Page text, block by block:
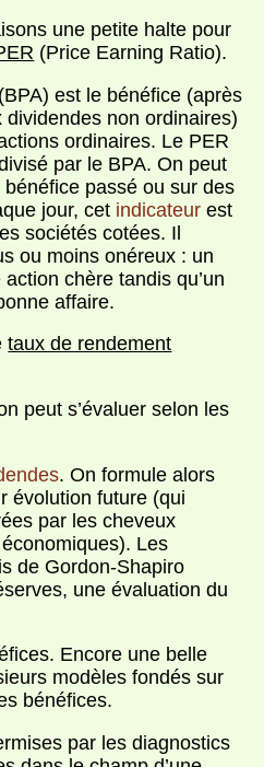
une petite halte pour
(Price Earning Ratio).
(BPA) est le bénéfice (après
non ordinaires)
ordinaires. Le PER
par le BPA. On peut
passé ou sur des
jour, cet indicateur est
sociétés cotées. Il
ou moins onéreux : un
chère tandis qu’un
affaire.
taux de rendement
peut s’évaluer selon les
. On formule alors
évolution future (qui
par les cheveux
Les
de Gordon-Shapiro
une évaluation du
Encore une belle
modèles fondés sur
bénéfices.
par les diagnostics